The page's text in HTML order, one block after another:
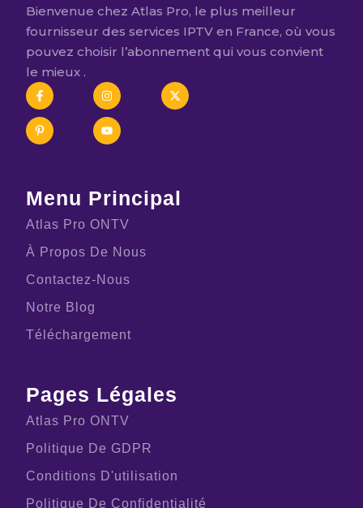
Bienvenue chez Atlas Pro, le plus meilleur
fournisseur des services IPTV en France, où vous
pouvez choisir l’abonnement qui vous convient
le mieux .
Menu Principal
Atlas Pro ONTV
À Propos De Nous
Contactez-Nous
Notre Blog
Téléchargement
Pages Légales
Atlas Pro ONTV
Politique De GDPR
Conditions D'utilisation
Politique De Confidentialité